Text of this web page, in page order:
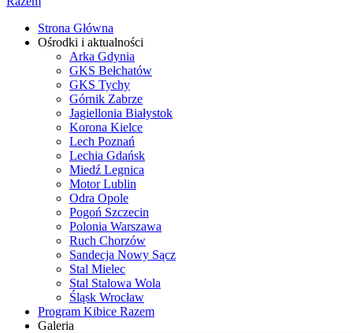
Strona Główna
Ośrodki i aktualności
Arka Gdynia
GKS Bełchatów
GKS Tychy
Górnik Zabrze
Jagiellonia Białystok
Korona Kielce
Lech Poznań
Lechia Gdańsk
Miedź Legnica
Motor Lublin
Odra Opole
Pogoń Szczecin
Polonia Warszawa
Ruch Chorzów
Sandecja Nowy Sącz
Stal Mielec
Stal Stalowa Wola
Śląsk Wrocław
Program Kibice Razem
Galeria